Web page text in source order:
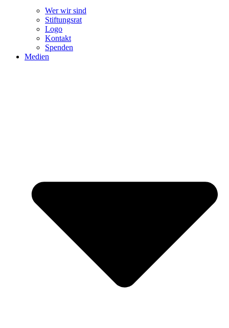
Wer wir sind
Stiftungsrat
Logo
Kontakt
Spenden
Medien